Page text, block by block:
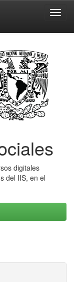
digitales
del IIS, en el